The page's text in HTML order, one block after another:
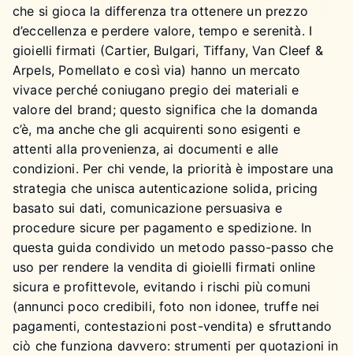
che si gioca la differenza tra ottenere un prezzo
d’eccellenza e perdere valore, tempo e serenità. I
gioielli firmati (Cartier, Bulgari, Tiffany, Van Cleef &
Arpels, Pomellato e così via) hanno un mercato
vivace perché coniugano pregio dei materiali e
valore del brand; questo significa che la domanda
c’è, ma anche che gli acquirenti sono esigenti e
attenti alla provenienza, ai documenti e alle
condizioni. Per chi vende, la priorità è impostare una
strategia che unisca autenticazione solida, pricing
basato sui dati, comunicazione persuasiva e
procedure sicure per pagamento e spedizione. In
questa guida condivido un metodo passo-passo che
uso per rendere la vendita di gioielli firmati online
sicura e profittevole, evitando i rischi più comuni
(annunci poco credibili, foto non idonee, truffe nei
pagamenti, contestazioni post-vendita) e sfruttando
ciò che funziona davvero: strumenti per quotazioni in